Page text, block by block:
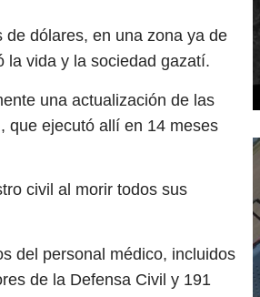
dólares, en una zona ya de
la vida y la sociedad gazatí.
una actualización de las
que ejecutó allí en 14 meses
civil al morir todos sus
del personal médico, incluidos
de la Defensa Civil y 191